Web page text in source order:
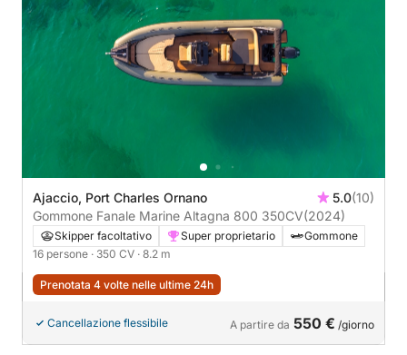
Ajaccio, Port Charles Ornano 5.0(10)
Gommone Fanale Marine Altagna 800 350CV(2024)
Skipper facoltativo Super proprietario
Gommone
16 persone · 350 CV · 8.2 m
Prenotata 4 volte nelle ultime 24h
Cancellazione flessibile A partire da 550 € /giorno